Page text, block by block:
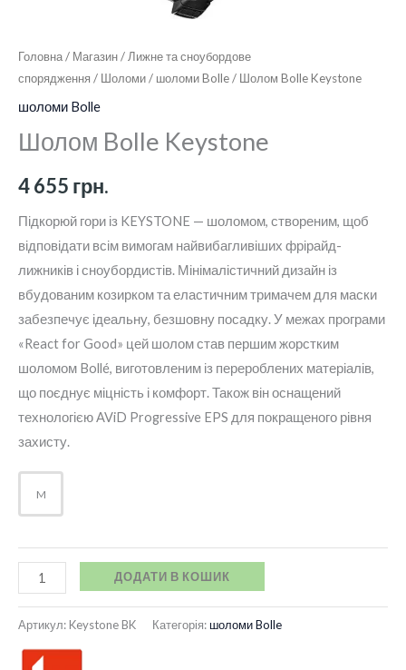
Головна/ Магазин/ Лижне та сноубордове
спорядження / Шоломи/ шоломи Bolle/ Шолом Bolle Keystone
шоломи Bolle
Шолом Bolle Keystone
4 655 грн.
Підкорюй гори із KEYSTONE — шоломом, створеним, щоб
відповідати всім вимогам найвибагливіших фрірайд-
лижників і сноубордистів. Мінімалістичний дизайн із
вбудованим козирком та еластичним тримачем для маски
забезпечує ідеальну, безшовну посадку. У межах програми
«React for Good» цей шолом став першим жорстким
шоломом Bollé, виготовленим із перероблених матеріалів,
що поєднує міцність і комфорт. Також він оснащений
технологією AViD Progressive EPS для покращеного рівня
захисту.
M
ДОДАТИ В КОШИК
Артикул:Keystone BK Категорія: шоломи Bolle